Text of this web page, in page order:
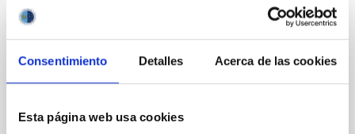
Consentimiento Detalles Acerca de las cookies
Esta página web usa cookies
CON ÁRBITRO
Magnetic Field Alignment with Dense
Cores in the Transition between Cloud and